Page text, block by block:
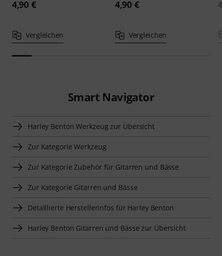
4,90 €
Vergleichen
4,90 €
Vergleichen
Smart Navigator
Harley Benton Werkzeug zur Übersicht
Zur Kategorie Werkzeug
Zur Kategorie Zubehör für Gitarren und Bässe
Zur Kategorie Gitarren und Bässe
Detaillierte Herstellerinfos für Harley Benton
Harley Benton Gitarren und Bässe zur Übersicht